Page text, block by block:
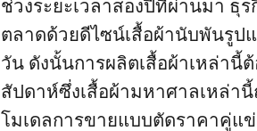
ช่วงระยะเวลาสองปีที่ผ่านมา ธุร
ตลาดด้วยดีไซน์เสื้อผ้านับพันรูป
วัน ดังนั้นการผลิตเสื้อผ้าเหล่านี้
สัปดาห์ซึ่งเสื้อผ้ามหาศาลเหล่า
โมเดลการขายแบบตัดราคาคู่แ